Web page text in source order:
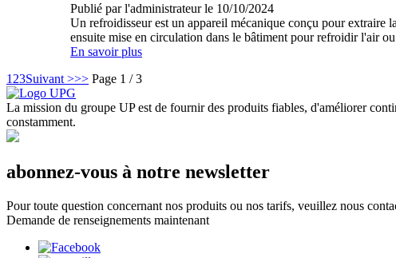
Publié par l'administrateur le 10/10/2024
Un refroidisseur est un appareil mécanique conçu pour extraire
ensuite mise en circulation dans le bâtiment pour refroidir l'air
En savoir plus
1 23Suivant >>> Page 1 / 3
La mission du groupe UP est de fournir des produits fiables, d'améliorer
constamment.
abonnez-vous à notre newsletter
Pour toute question concernant nos produits ou nos tarifs, veuillez nous
Demande de renseignements maintenant